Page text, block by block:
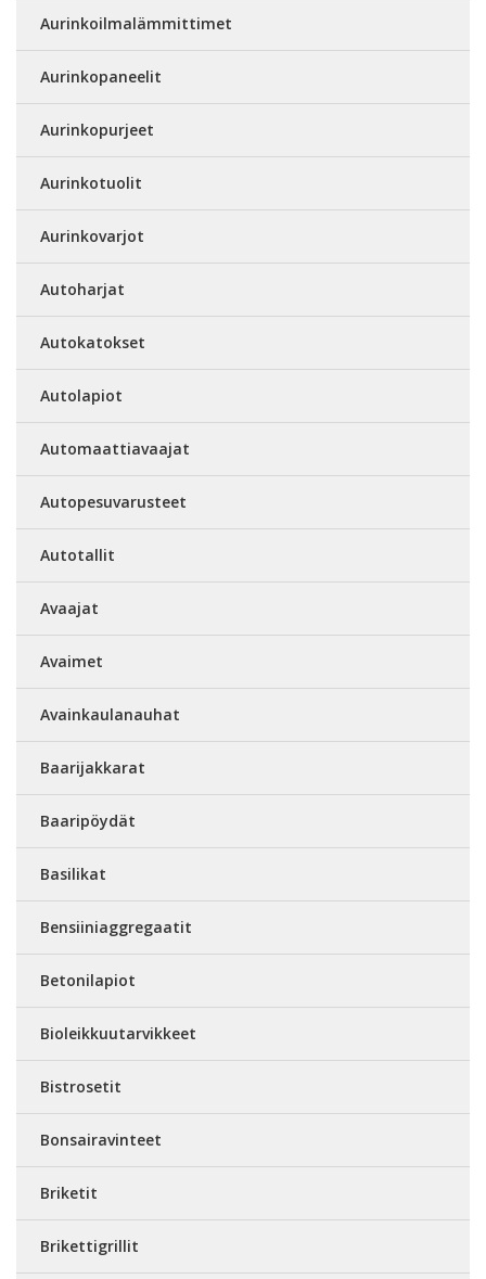
Aurinkoilmalämmittimet
Aurinkopaneelit
Aurinkopurjeet
Aurinkotuolit
Aurinkovarjot
Autoharjat
Autokatokset
Autolapiot
Automaattiavaajat
Autopesuvarusteet
Autotallit
Avaajat
Avaimet
Avainkaulanauhat
Baarijakkarat
Baaripöydät
Basilikat
Bensiiniaggregaatit
Betonilapiot
Bioleikkuutarvikkeet
Bistrosetit
Bonsairavinteet
Briketit
Brikettigrillit